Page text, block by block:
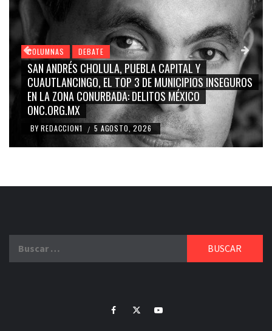
COLUMNAS DEBATE
SAN ANDRÉS CHOLULA, PUEBLA CAPITAL Y
CUAUTLANCINGO, EL TOP 3 DE MUNICIPIOS INSEGUROS
EN LA ZONA CONURBADA: DELITOS MÉXICO
ONC.ORG.MX
BY REDACCION1 / 5 AGOSTO, 2026
FacebookTwitterYoutube